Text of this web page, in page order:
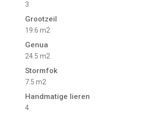
3
Grootzeil
19.6 m2
Genua
24.5 m2
Stormfok
7.5 m2
Handmatige lieren
4